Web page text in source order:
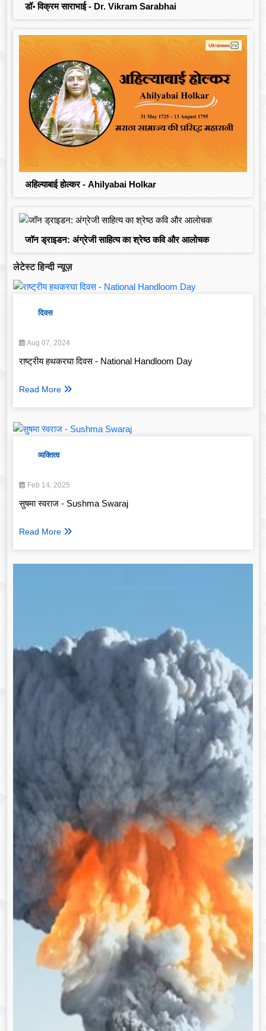
डॉ॰ विक्रम साराभाई - Dr. Vikram Sarabhai
अहिल्याबाई होल्कर - Ahilyabai Holkar
जॉन ड्राइडन: अंग्रेजी साहित्य का श्रेष्ठ कवि और आलोचक
लेटेस्ट हिन्दी न्यूज़
दिवस
Aug 07, 2024
राष्ट्रीय हथकरघा दिवस - National Handloom Day
Read More
व्यक्तित्व
Feb 14, 2025
सुषमा स्वराज - Sushma Swaraj
Read More